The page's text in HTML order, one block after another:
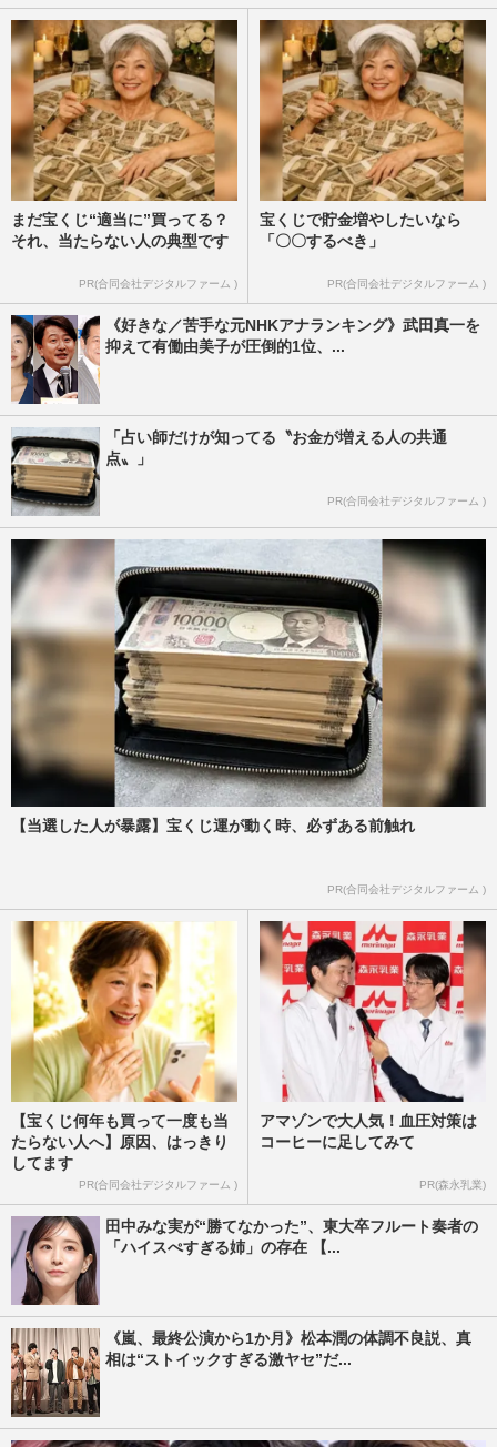
まだ宝くじ“適当に”買ってる？
それ、当たらない人の典型です
PR(合同会社デジタルファーム )
宝くじで貯金増やしたいなら
「〇〇するべき」
PR(合同会社デジタルファーム )
《好きな／苦手な元NHKアナランキング》武田真一を
抑えて有働由美子が圧倒的1位、...
「占い師だけが知ってる〝お金が増える人の共通
点〟」
PR(合同会社デジタルファーム )
【当選した人が暴露】宝くじ運が動く時、必ずある前触れ
PR(合同会社デジタルファーム )
【宝くじ何年も買って一度も当
たらない人へ】原因、はっきり
してます
PR(合同会社デジタルファーム )
アマゾンで大人気！血圧対策は
コーヒーに足してみて
PR(森永乳業)
田中みな実が“勝てなかった”、東大卒フルート奏者の
「ハイスぺすぎる姉」の存在 【...
《嵐、最終公演から1か月》松本潤の体調不良説、真
相は“ストイックすぎる激ヤセ”だ...